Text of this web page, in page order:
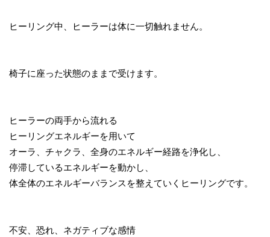
ヒーリング中、ヒーラーは体に一切触れません。
椅子に座った状態のままで受けます。
ヒーラーの両手から流れる
ヒーリングエネルギーを用いて
オーラ、チャクラ、全身のエネルギー経路を浄化し、
停滞しているエネルギーを動かし、
体全体のエネルギーバランスを整えていくヒーリングです。
不安、恐れ、ネガティブな感情